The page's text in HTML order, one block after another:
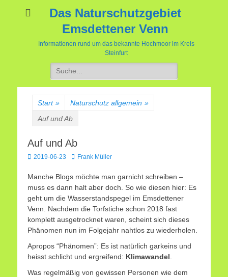
Das Naturschutzgebiet
Emsdettener Venn
Informationen rund um das bekannte Hochmoor im Kreis
Steinfurt
Suchen
nach:
Start » Naturschutz allgemein »
Auf und Ab
Auf und Ab
Veröffentlicht
2019-06-23 AutorFrank Müller
Manche Blogs möchte man garnicht schreiben –
muss es dann halt aber doch. So wie diesen hier: Es
geht um die Wasserstandspegel im Emsdettener
Venn. Nachdem die Torfstiche schon 2018 fast
komplett ausgetrocknet waren, scheint sich dieses
Phänomen nun im Folgejahr nahtlos zu wiederholen.
Apropos “Phänomen”: Es ist natürlich garkeins und
heisst schlicht und ergreifend: Klimawandel
Was regelmäßig von gewissen Personen wie dem